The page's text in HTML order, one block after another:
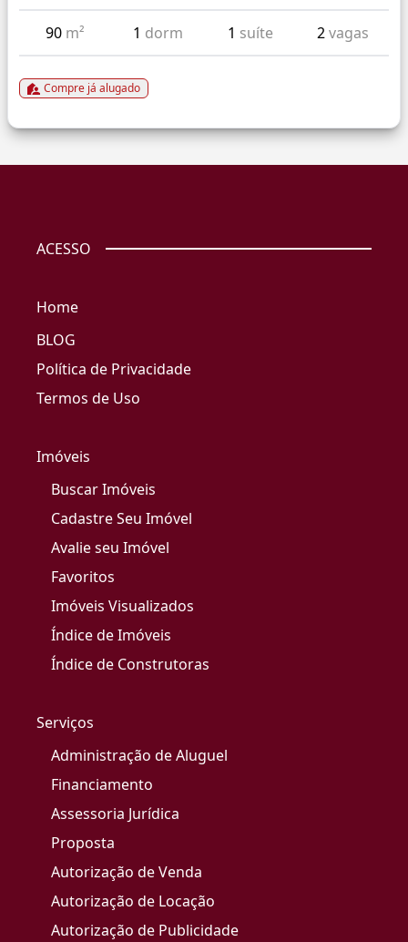
90 m² 1 dorm 1 suíte 2vagas
Compre já alugado
ACESSO
Home
BLOG
Política de Privacidade
Termos de Uso
Imóveis
Buscar Imóveis
Cadastre Seu Imóvel
Avalie seu Imóvel
Favoritos
Imóveis Visualizados
Índice de Imóveis
Índice de Construtoras
Serviços
Administração de Aluguel
Financiamento
Assessoria Jurídica
Proposta
Autorização de Venda
Autorização de Locação
Autorização de Publicidade